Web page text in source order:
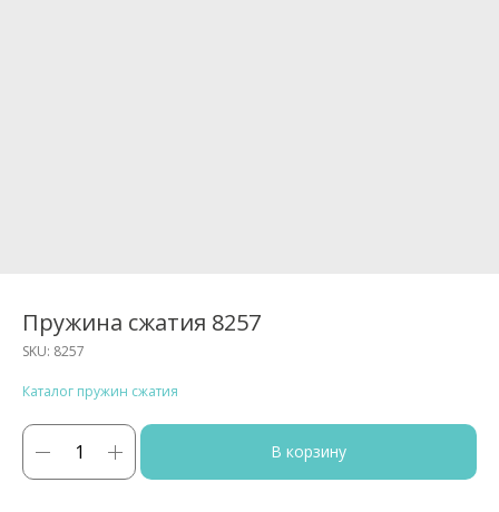
Пружина сжатия 8257
SKU: 8257
Каталог пружин сжатия
В корзину